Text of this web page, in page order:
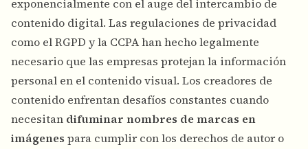
exponencialmente con el auge del intercambio de
contenido digital. Las regulaciones de privacidad
como el RGPD y la CCPA han hecho legalmente
necesario que las empresas protejan la información
personal en el contenido visual. Los creadores de
contenido enfrentan desafíos constantes cuando
necesitan difuminar nombres de marcas en
imágenes para cumplir con los derechos de autor o